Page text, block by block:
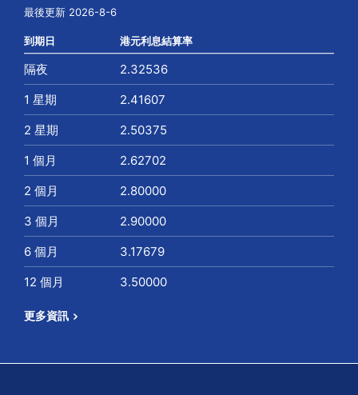
最後更新 2026-8-6
到期日 港元利息結算率
隔夜
2.32536
1 星期
2.41607
2 星期
2.50375
1 個月
2.62702
2 個月
2.80000
3 個月
2.90000
6 個月
3.17679
12 個月
3.50000
更多資訊